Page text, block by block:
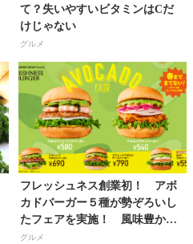
て？失いやすいビタミンはCだ
けじゃない
グルメ
フレッシュネス創業初！ アボ
カドバーガー５種が勢ぞろいし
たフェアを実施！ 風味豊か
な“生”アボカドを楽しみつくそ
グルメ